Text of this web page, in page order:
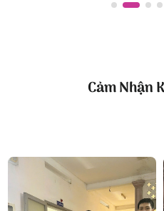
Cảm Nhận